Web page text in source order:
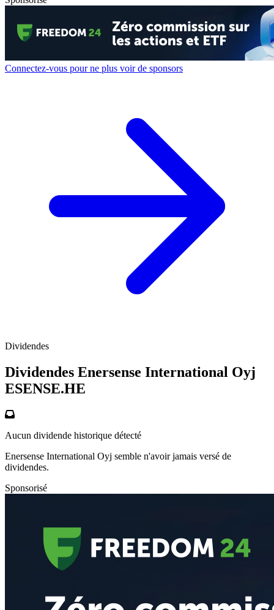
Connectez-vous pour ne plus voir de sponsors
Dividendes
Dividendes Enersense International Oyj
ESENSE.HE
Aucun dividende historique détecté
Enersense International Oyj semble n'avoir jamais versé de
dividendes.
Sponsorisé